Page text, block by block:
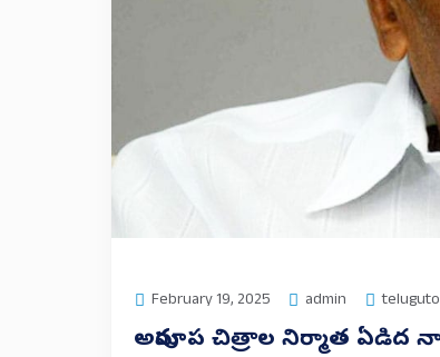
February 19, 2025 admin
అపురూప చిత్రాల నిర్మాత ఏడిద